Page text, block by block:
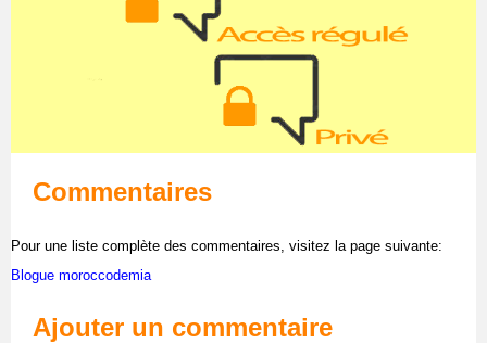
Commentaires
Pour une liste complète des commentaires, visitez la page suivante:
Blogue moroccodemia
Ajouter un commentaire